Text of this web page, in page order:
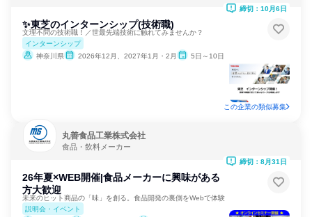
✨東芝のインターンシップ(技術職)
文理不問の技術職！／世最先端技術に触れてみませんか？
インターンシップ
神奈川県
2026年12月、2027年1月・2月 5日～10日
締切：10月6日
この企業の類似募集
丸善食品工業株式会社
食品・飲料メーカー
26年夏×WEB開催|食品メーカーに興味がある
方大歓迎
未来のヒット商品の「味」を創る。食品開発の裏側をWebで体験
説明会・イベント
締切：8月31日